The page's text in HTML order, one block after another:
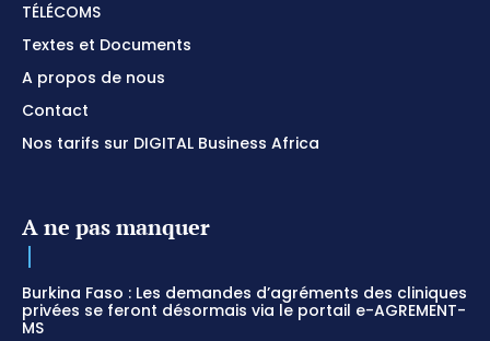
TÉLÉCOMS
Textes et Documents
A propos de nous
Contact
Nos tarifs sur DIGITAL Business Africa
A ne pas manquer
Burkina Faso : Les demandes d’agréments des cliniques
privées se feront désormais via le portail e-AGREMENT-
MS